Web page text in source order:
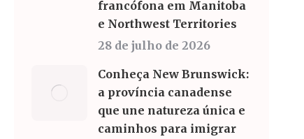
francófona em Manitoba
e Northwest Territories
28 de julho de 2026
Conheça New Brunswick:
a província canadense
que une natureza única e
caminhos para imigrar